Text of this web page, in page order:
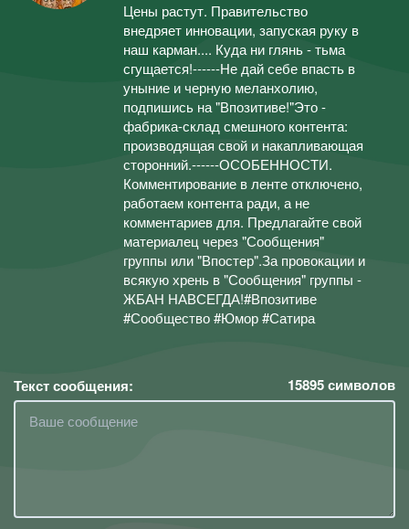
Цены растут. Правительство
внедряет инновации, запуская руку в
наш карман.... Куда ни глянь - тьма
сгущается!------Не дай себе впасть в
уныние и черную меланхолию,
подпишись на "Впозитиве!"Это -
фабрика-склад смешного контента:
производящая свой и накапливающая
сторонний.------ОСОБЕННОСТИ.
Комментирование в ленте отключено,
работаем контента ради, а не
комментариев для. Предлагайте свой
материалец через "Сообщения"
группы или "Впостер".За провокации и
всякую хрень в "Сообщения" группы -
ЖБАН НАВСЕГДА!#Впозитиве
#Сообщество #Юмор #Сатира
Текст сообщения: 15895символов